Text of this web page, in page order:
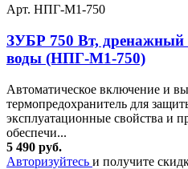
Арт. НПГ-М1-750
ЗУБР 750 Вт, дренажный
воды (НПГ-М1-750)
Автоматическое включение и
термопредохранитель для
эксплуатационные свойства и
обеспечи...
5 490 руб.
Авторизуйтесь и получите